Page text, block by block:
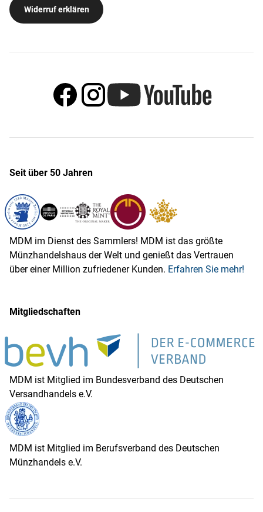
Widerruf erklären
Seit über 50 Jahren
MDM im Dienst des Sammlers! MDM ist das größte
Münzhandelshaus der Welt und genießt das Vertrauen
über einer Million zufriedener Kunden. Erfahren Sie mehr!
Mitgliedschaften
MDM ist Mitglied im Bundesverband des Deutschen
Versandhandels e.V.
MDM ist Mitglied im Berufsverband des Deutschen
Münzhandels e.V.